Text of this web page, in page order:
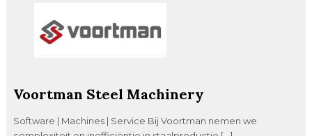
Voortman Steel Machinery
Software | Machines | Service Bij Voortman nemen we